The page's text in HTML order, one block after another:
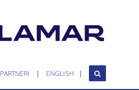
PARTNERI ENGLISH